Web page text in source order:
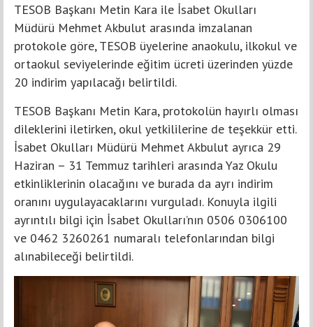
TESOB Başkanı Metin Kara ile İsabet Okulları
Müdürü Mehmet Akbulut arasında imzalanan
protokole göre, TESOB üyelerine anaokulu, ilkokul ve
ortaokul seviyelerinde eğitim ücreti üzerinden yüzde
20 indirim yapılacağı belirtildi.
TESOB Başkanı Metin Kara, protokolün hayırlı olması
dileklerini iletirken, okul yetkililerine de teşekkür etti.
İsabet Okulları Müdürü Mehmet Akbulut ayrıca 29
Haziran – 31 Temmuz tarihleri arasında Yaz Okulu
etkinliklerinin olacağını ve burada da ayrı indirim
oranını uygulayacaklarını vurguladı. Konuyla ilgili
ayrıntılı bilgi için İsabet Okulları’nın 0506 0306100
ve 0462 3260261 numaralı telefonlarından bilgi
alınabileceği belirtildi.